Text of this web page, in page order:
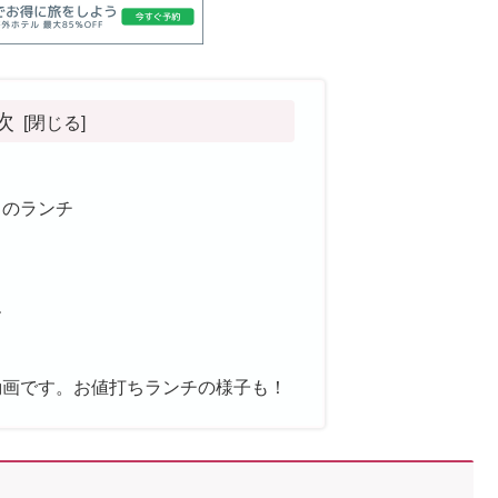
ランチ
です。お値打ちランチの様子も！